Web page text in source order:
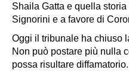
Shaila Gatta e quella
Signorini e a favore di
Oggi il tribunale ha chiuso
Non può postare più nulla
possa risultare